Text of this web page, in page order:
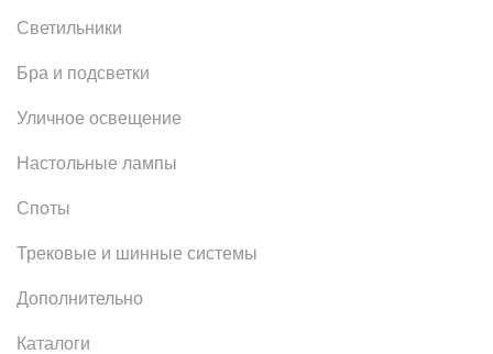
Светильники
Бра и подсветки
Уличное освещение
Настольные лампы
Споты
Трековые и шинные системы
Дополнительно
Каталоги